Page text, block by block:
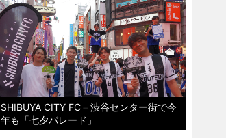
SHIBUYA CITY FC＝渋谷センター街で今
年も「七夕パレード」